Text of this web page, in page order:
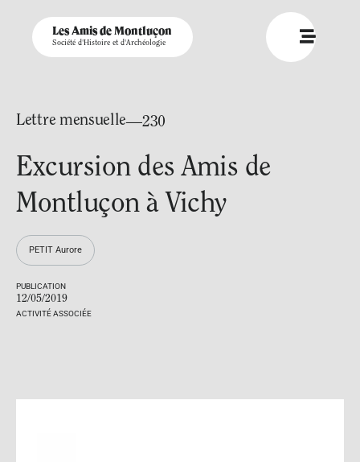
Les Amis de Montluçon
Société d'Histoire et d'Archéologie
Lettre mensuelle—230
Excursion des Amis de
Montluçon à Vichy
PUBLICATION
12/05/2019
ACTIVITÉ ASSOCIÉE
PETIT Aurore